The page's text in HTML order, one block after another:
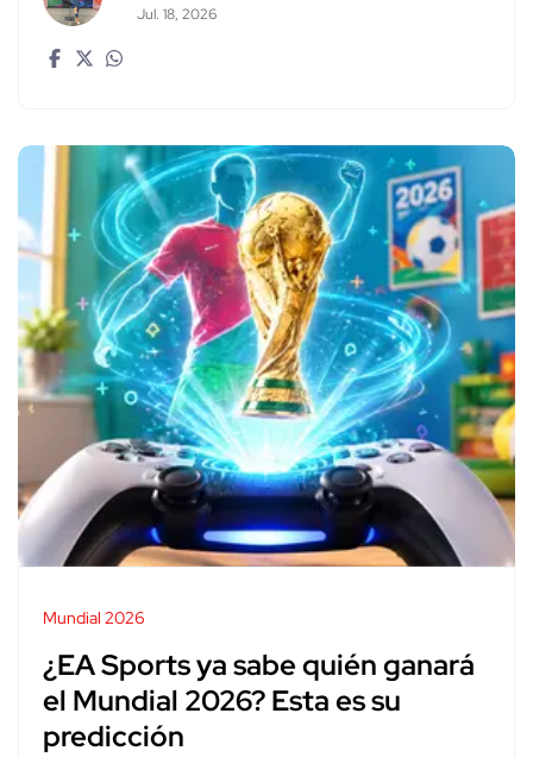
Jul. 18, 2026
Mundial 2026
¿EA Sports ya sabe quién ganará
el Mundial 2026? Esta es su
predicción